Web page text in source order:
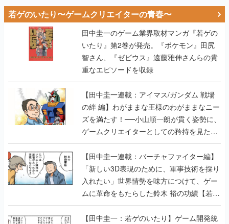
若ゲのいたり〜ゲームクリエイターの青春〜
田中圭一のゲーム業界取材マンガ『若ゲの
いたり』第2巻が発売。『ポケモン』田尻
智さん、『ゼビウス』遠藤雅伸さんらの貴
重なエピソードを収録
【田中圭一連載：アイマス/ガンダム 戦場
の絆 編】わがままな王様のわがままなニー
ズを満たす！──小山順一朗が貫く姿勢に、
ゲームクリエイターとしての矜持を見た
【若ゲのいたり最終回】
【田中圭一連載：バーチャファイター編】
「新しい3D表現のために、軍事技術を採り
入れたい」世界情勢を味方につけて、ゲー
ムに革命をもたらした鈴木 裕の功績【若ゲ
のいたり】
【田中圭一：若ゲのいたり】ゲーム開発統